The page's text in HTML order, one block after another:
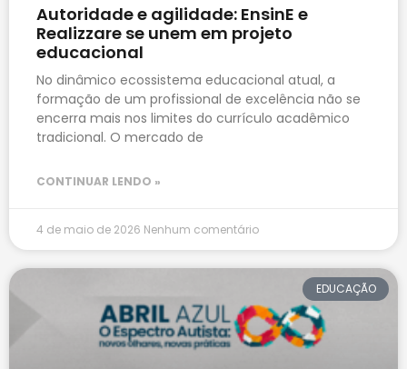
Autoridade e agilidade: EnsinE e
Realizzare se unem em projeto
educacional
No dinâmico ecossistema educacional atual, a
formação de um profissional de excelência não se
encerra mais nos limites do currículo acadêmico
tradicional. O mercado de
CONTINUAR LENDO »
4 de maio de 2026 Nenhum comentário
EDUCAÇÃO